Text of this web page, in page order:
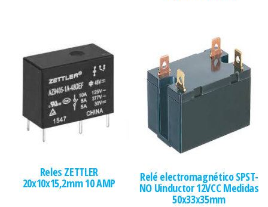
Reles ZETTLER
20x10x15,2mm 10 AMP Relé electromagnético SPST-
NO Uinductor 12VCC Medidas
50x33x35mm